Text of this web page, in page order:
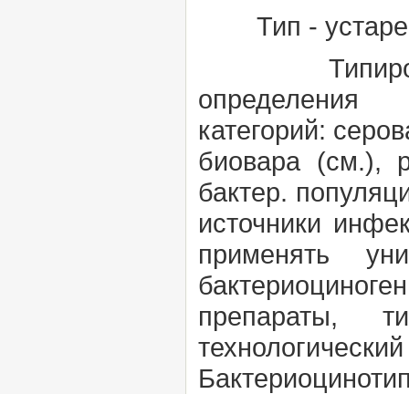
Тип -
категорий:
биовара (см.),
бактер.
источники
применять
препараты,
технологический